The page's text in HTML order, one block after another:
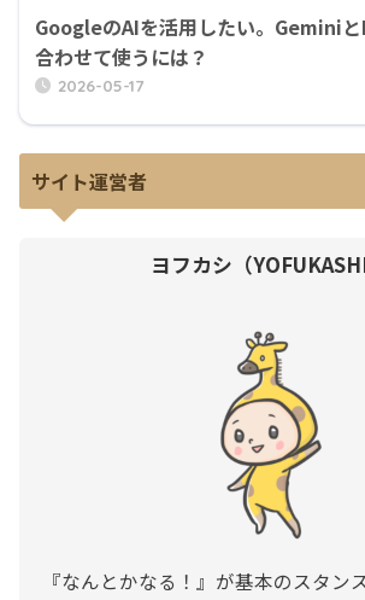
GoogleのAIを活用したい。Gemini
合わせて使うには？
2026-05-17
サイト運営者
ヨフカシ（YOFUKASHI
『なんとかなる！』が基本のスタン